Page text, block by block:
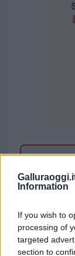
Information
If you wish to
processing of
targeted
section to
Puoi
Sei già